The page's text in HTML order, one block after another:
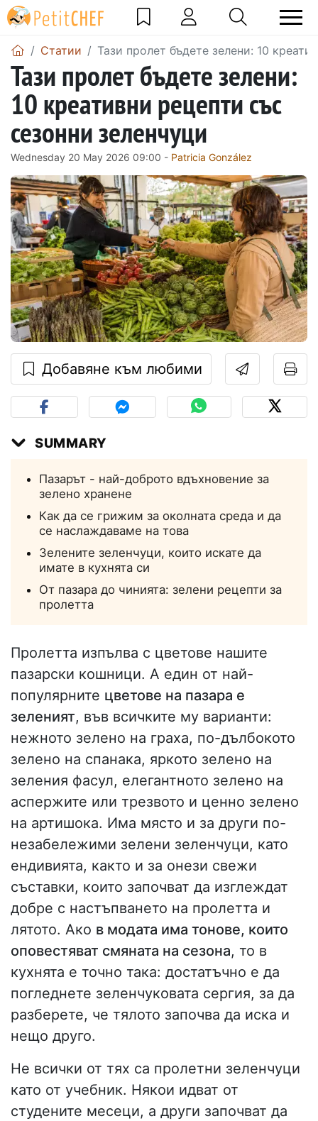
Статии Тази пролет бъдете зелени: 10
Тази пролет бъдете зелени:
10 креативни рецепти със
сезонни зеленчуци
Wednesday 20 May 2026 09:00 - Patricia González
Добавяне към любими
SUMMARY
Пазарът - най-доброто вдъхновение за
зелено хранене
Как да се грижим за околната среда и да
се наслаждаваме на това
Зелените зеленчуци, които искате да
имате в кухнята си
От пазара до чинията: зелени рецепти за
пролетта
Пролетта изпълва с цветове нашите
пазарски кошници. А един от най-
популярните цветове на пазара е
зеленият, във всичките му варианти:
нежното зелено на граха, по-дълбокото
зелено на спанака, яркото зелено на
зеления фасул, елегантното зелено на
аспержите или трезвото и ценно зелено
на артишока. Има място и за други по-
незабележими зелени зеленчуци, като
ендивията, както и за онези свежи
съставки, които започват да изглеждат
добре с настъпването на пролетта и
лятото. Ако в модата има тонове, които
оповестяват смяната на сезона, то в
кухнята е точно така: достатъчно е да
погледнете зеленчуковата сергия, за да
разберете, че тялото започва да иска и
нещо друго.
Не всички от тях са пролетни зеленчуци
като от учебник. Някои идват от
студените месеци, а други започват да